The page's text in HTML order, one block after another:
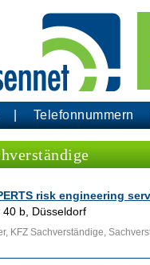
Telefonnummern
risk engineering
b, Düsseldorf
KFZ Sachverständige,